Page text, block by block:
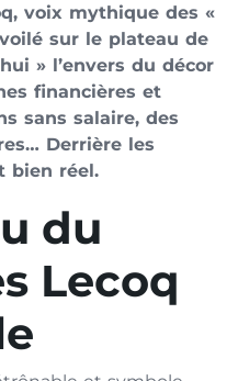
voix mythique des «
sur le plateau de
» l’envers du décor
financières et
sans salaire, des
Derrière les
bien réel.
du
Lecoq